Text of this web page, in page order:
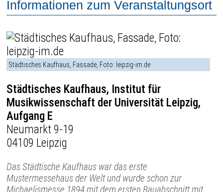
Informationen zum Veranstaltungsort
Städtisches Kaufhaus, Fassade, Foto: leipzig-im.de
Städtisches Kaufhaus, Institut für
Musikwissenschaft der Universität Leipzig,
Aufgang E
Neumarkt 9-19
04109 Leipzig
Das Städtische Kaufhaus war das erste
Mustermessehaus der Welt und wurde schon zur
Michaelismesse 1894 mit dem ersten Bauabschnitt mit